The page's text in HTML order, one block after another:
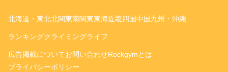
北海道・東北北関東南関東東海近畿四国中国九州・沖縄
ランキングクライミングライフ
広告掲載についてお問い合わせRockgymとは
プライバシーポリシー